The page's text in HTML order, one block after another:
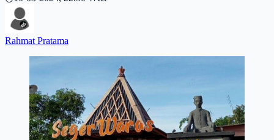
Rahmat Pratama